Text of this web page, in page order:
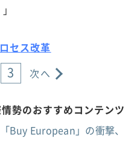
セス改革
3 次へ
勢のおすすめコンテンツ
Buy European」の衝撃、